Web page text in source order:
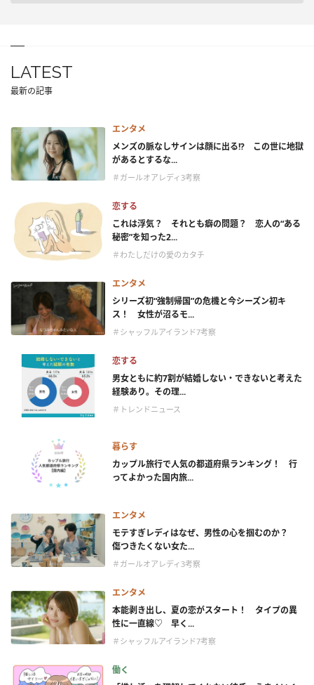
LATEST
最新の記事
エンタメ
メンズの脈なしサインは顔に出る!? この世に地獄
があるとするな...
＃ガールオアレディ3考察
恋する
これは浮気？ それとも癖の問題？ 恋人の“ある
秘密”を知った2...
＃わたしだけの愛のカタチ
エンタメ
シリーズ初“強制帰国”の危機と今シーズン初キ
ス！ 女性が沼るモ...
＃シャッフルアイランド7考察
恋する
男女ともに約7割が結婚しない・できないと考えた
経験あり。その理...
＃トレンドニュース
暮らす
カップル旅行で人気の都道府県ランキング！ 行
ってよかった国内旅...
エンタメ
モテすぎレディはなぜ、男性の心を掴むのか？
傷つきたくない女た...
＃ガールオアレディ3考察
エンタメ
本能剥き出し、夏の恋がスタート！ タイプの異
性に一直線♡ 早く...
＃シャッフルアイランド7考察
働く